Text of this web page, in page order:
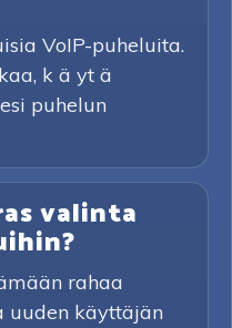
VoIP-puheluita.
k ä yt ä
puhelun
valinta
rahaa
uuden käyttäjän